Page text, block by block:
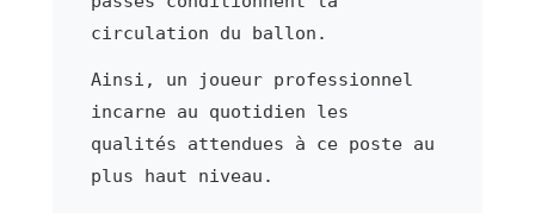
circulation du ballon.
Ainsi, un joueur professionnel
incarne au quotidien les
qualités attendues à ce poste au
plus haut niveau.